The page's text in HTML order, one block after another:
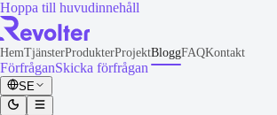
Hoppa till huvudinnehåll
HemTjänsterProdukterProjektBloggFAQKontakt
FörfråganSkicka förfrågan
SE